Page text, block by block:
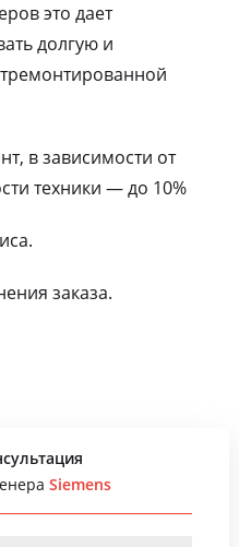
это дает
долгую и
в зависимости от
техники — до 10%
заказа.
Siemens